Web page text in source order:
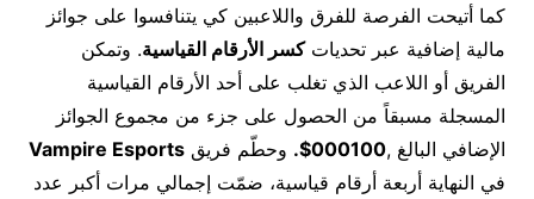
كما أتيحت الفرصة للفرق واللاعبين كي يتنافسوا على جوائز
مالية إضافية عبر تحدياتكسر الأرقام القياسية. وتمكن
الفريق أو اللاعب الذي تغلب على أحد الأرقام القياسية
المسجلة مسبقاً من الحصول على جزء من مجموع الجوائز
الإضافي البالغ ,
000100
$
. وحطّم فريق Vampire Esports
في النهاية أربعة أرقام قياسية، ضمّت إجمالي مرات أكبر عدد